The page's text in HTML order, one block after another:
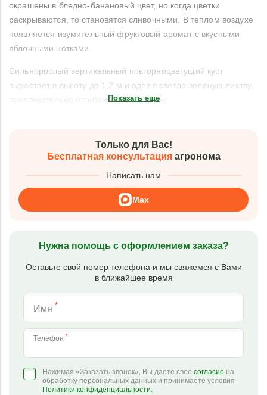
окрашены в бледно-банановый цвет, но когда цветки
раскрываются, то становятся сливочными. В теплом воздухе
появляется изумительный фруктовый аромат с вкусными
яблочными нотками.
Сильнорослый вертикальный повторноцветущий куст
вырастает в высоту до 1,2 м и одет в светло-зеленую листву,
привлекательно изгибающуюся наружу.
Показать еще
Только для Вас!
Бесплатная консультацияагронома
Написать нам
Max
Нужна помощь с оформлением заказа?
Оставьте свой номер телефона и мы свяжемся с Вами
в ближайшее время
Имя *
Телефон *
Нажимая «Заказать звонок», Вы даете свое согласие на
обработку персональных данных и принимаете условия
Политики конфиденциальности.